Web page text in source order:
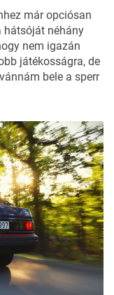
már opciósan
hátsóját néhány
nem igazán
játékosságra, de
bele a sperr